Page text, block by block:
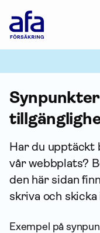
Försäkring
Har du upptäckt
vår webbplats?
den här sidan
skriva och
Exempel på